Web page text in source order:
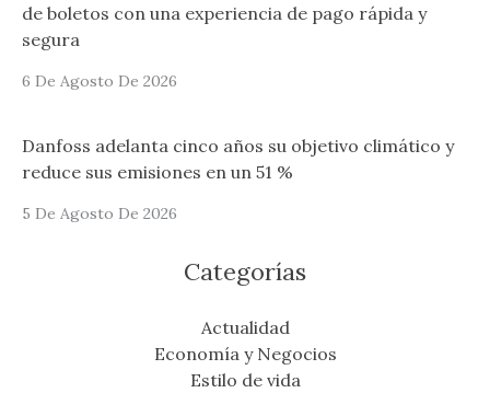
de boletos con una experiencia de pago rápida y
segura
6 De Agosto De 2026
Danfoss adelanta cinco años su objetivo climático y
reduce sus emisiones en un 51 %
5 De Agosto De 2026
Categorías
Actualidad
Economía y Negocios
Estilo de vida